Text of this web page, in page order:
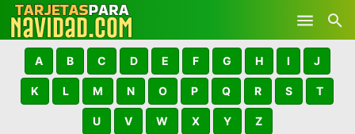
Skip to main content
A B C D E F G H I J
K L M N O P Q R S T
U V W X Y Z